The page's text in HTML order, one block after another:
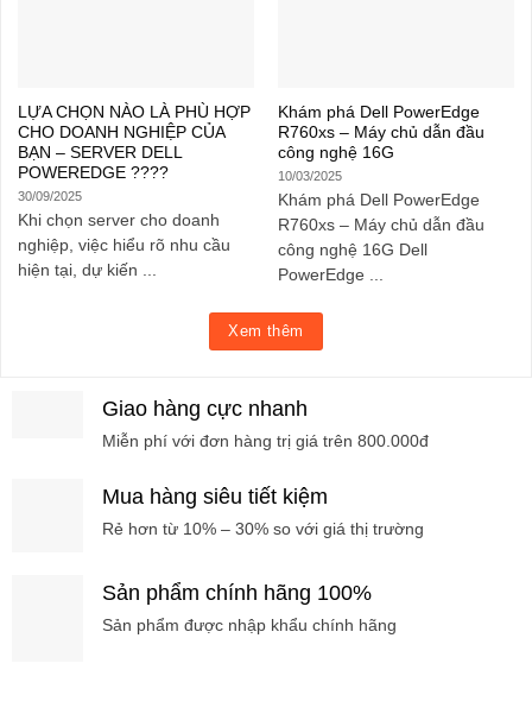
LỰA CHỌN NÀO LÀ PHÙ HỢP
CHO DOANH NGHIỆP CỦA
BẠN – SERVER DELL
POWEREDGE ????
30/09/2025
Khi chọn server cho doanh
nghiệp, việc hiểu rõ nhu cầu
hiện tại, dự kiến ...
Khám phá Dell PowerEdge
R760xs – Máy chủ dẫn đầu
công nghệ 16G
10/03/2025
Khám phá Dell PowerEdge
R760xs – Máy chủ dẫn đầu
công nghệ 16G Dell
PowerEdge ...
Xem thêm
Giao hàng cực nhanh
Miễn phí với đơn hàng trị giá trên 800.000đ
Mua hàng siêu tiết kiệm
Rẻ hơn từ 10% – 30% so với giá thị trường
Sản phẩm chính hãng 100%
Sản phẩm được nhập khẩu chính hãng